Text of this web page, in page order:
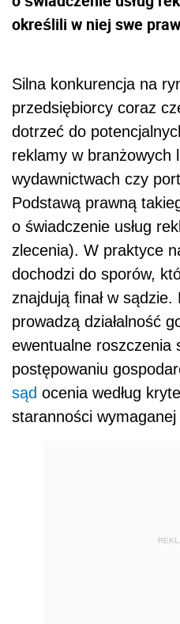
określili w niej swe
Silna konkurencja na
przedsiębiorcy coraz
dotrzeć do
reklamy w branżowych
wydawnictwach czy
Podstawą prawną
o świadczenie usług
zlecenia). W praktyce
dochodzi do sporów,
znajdują finał w
prowadzą działalność
ewentualne roszczenia
postępowaniu
sąd ocenia według
staranności